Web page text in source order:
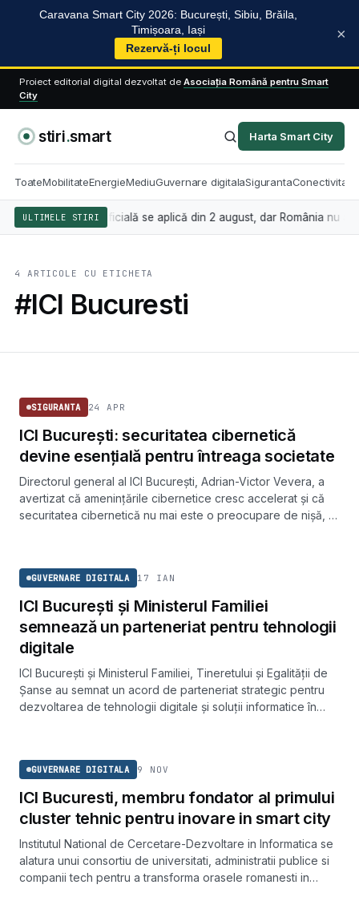
Caravana Smart City 2026: București, Sibiu, Brăila,
Timișoara, Iași
Rezervă-ți locul
×
Proiect editorial digital dezvoltat de Asociația Română pentru Smart
City
stiri.smart Harta Smart City
ToateMobilitateEnergieMediuGuvernare digitalaSigurantaConectivitate
ULTIMELE STIRI
inteligența artificială se aplică din 2 august, dar România nu are
4 ARTICOLE CU ETICHETA
#ICI Bucuresti
SIGURANTA 24 APR
ICI București: securitatea cibernetică
devine esențială pentru întreaga societate
Directorul general al ICI București, Adrian-Victor Vevera, a
avertizat că amenințările cibernetice cresc accelerat și că
securitatea cibernetică nu mai este o preocupare de nișă, ci
GUVERNARE DIGITALA 17 IAN
ICI București și Ministerul Familiei
semnează un parteneriat pentru tehnologii
digitale
ICI București și Ministerul Familiei, Tineretului și Egalității de
Șanse au semnat un acord de parteneriat strategic pentru
dezvoltarea de tehnologii digitale și soluții informatice în
GUVERNARE DIGITALA 9 NOV
ICI Bucuresti, membru fondator al primului
cluster tehnic pentru inovare in smart city
Institutul National de Cercetare-Dezvoltare in Informatica se
alatura unui consortiu de universitati, administratii publice si
companii tech pentru a transforma orasele romanesti in